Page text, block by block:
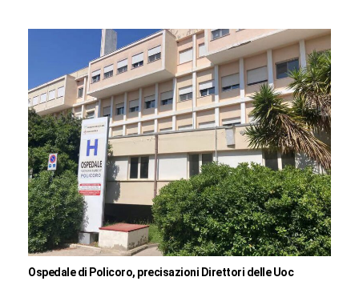
Ospedale di Policoro, precisazioni Direttori delle Uoc